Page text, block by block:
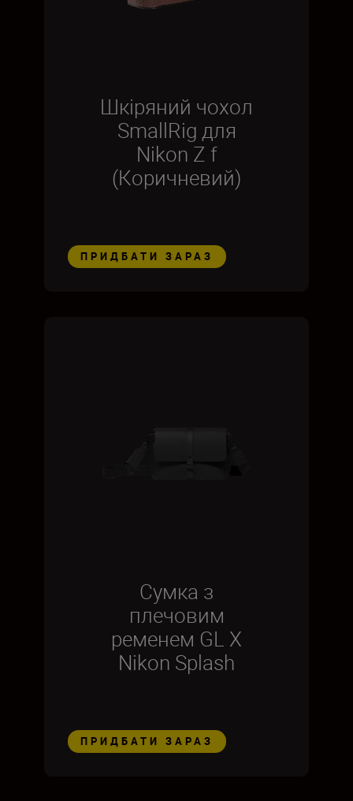
Шкіряний чохол
SmallRig для
Nikon Z f
(Коричневий)
ПРИДБАТИ ЗАРАЗ
Сумка з
плечовим
ременем GL X
Nikon Splash
ПРИДБАТИ ЗАРАЗ